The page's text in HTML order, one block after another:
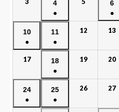
4
●
6
●
10
●
11
●
12 13
17
18
●
19 20
24
●
25
●
26 27